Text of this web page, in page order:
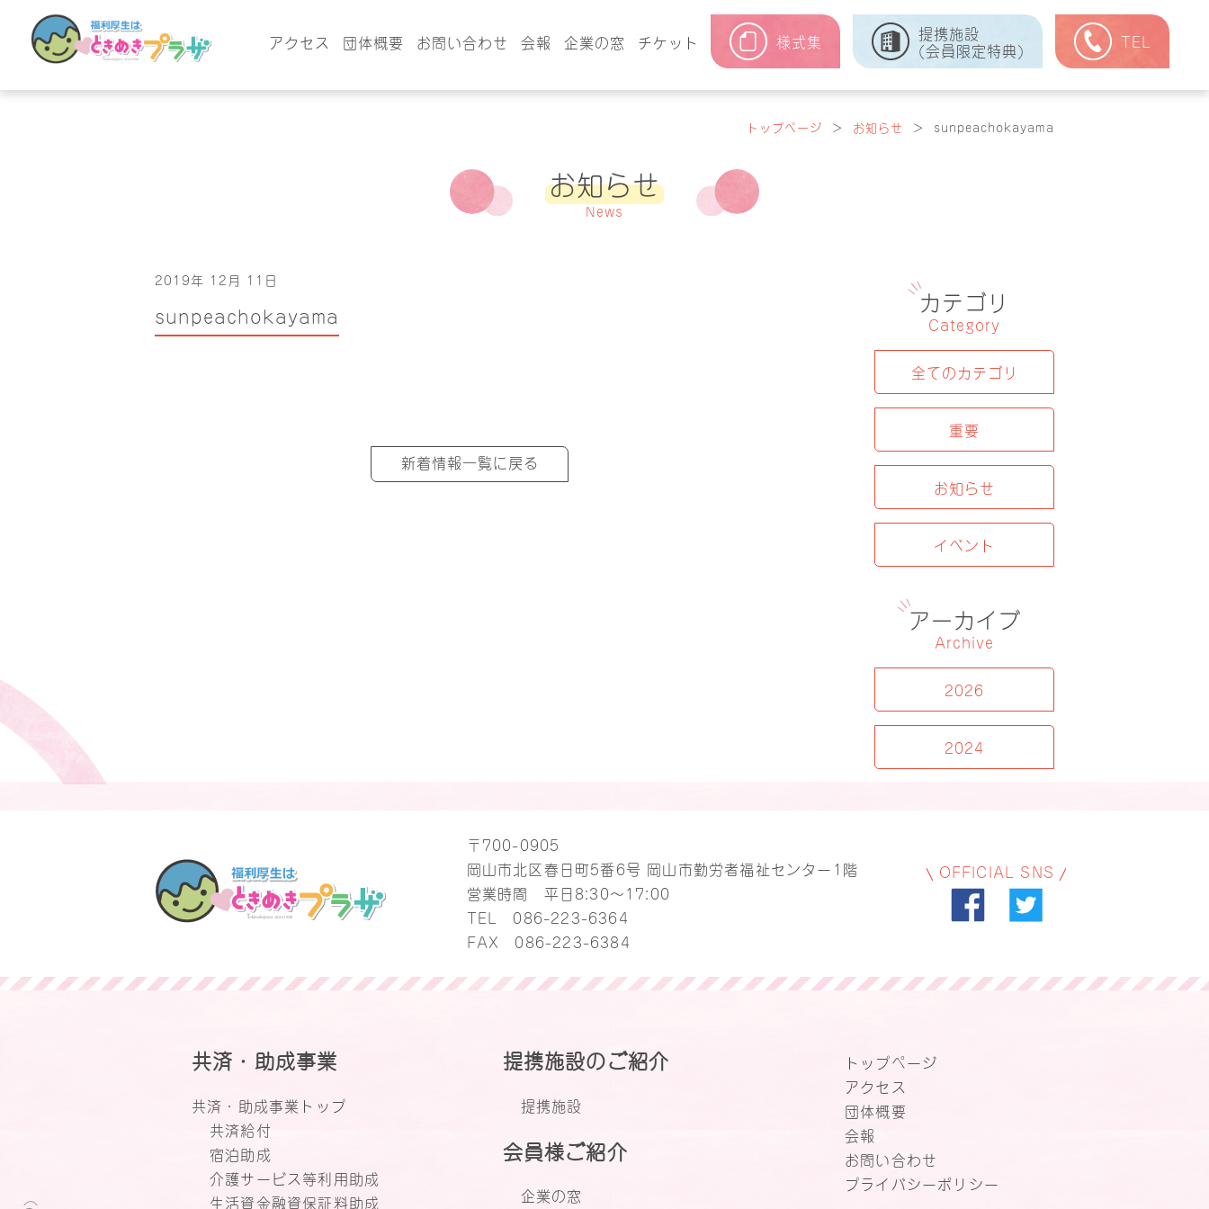
アクセス 団体概要 お問い合わせ 会報 企業の窓 チケット 様式集
提携施設
(会員限定特典)
TEL
トップページ ＞ お知らせ ＞ sunpeachokayama
お知らせ
News
2019年 12月 11日
sunpeachokayama
新着情報一覧に戻る
カテゴリ
Category
全てのカテゴリ
重要
お知らせ
イベント
アーカイブ
Archive
2026
2024
〒700-0905
岡山市北区春日町5番6号 岡山市勤労者福祉センター1階
営業時間 平日8:30～17:00
TEL 086-223-6364
FAX 086-223-6384
OFFICIAL SNS
共済・助成事業
共済・助成事業トップ
共済給付
宿泊助成
介護サービス等利用助成
生活資金融資保証料助成
提携施設のご紹介
提携施設
会員様ご紹介
企業の窓
トップページ
アクセス
団体概要
会報
お問い合わせ
プライバシーポリシー